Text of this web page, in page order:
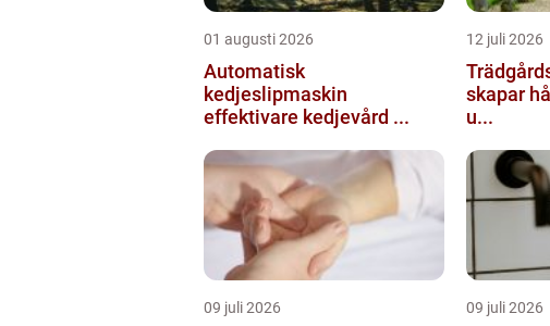
01 augusti 2026
Automatisk
kedjeslipmaskin
effektivare kedjevård ...
12 juli 2026
skapar
u...
09 juli 2026 09 juli 2026